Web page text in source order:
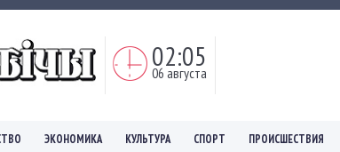
02:05
06 августа
ЭКОНОМИКА КУЛЬТУРА СПОРТ ПРОИСШЕСТВИЯ